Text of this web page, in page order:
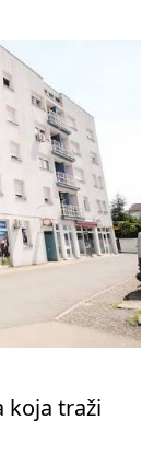
koja traži